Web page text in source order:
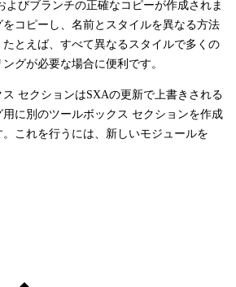
よびブランチの正確なコピーが作成されま
コピーし、名前とスタイルを異なる方法
とえば、すべて異なるスタイルで多くの
グが必要な場合に便利です。
セクションはSXAの更新で上書きされる
に別のツールボックス セクションを作成
これを行うには、新しいモジュールを